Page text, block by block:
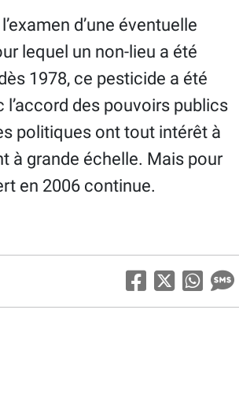
d’une éventuelle
lequel un non-lieu a été
1978, ce pesticide a été
des pouvoirs publics
politiques ont tout intérêt à
à grande échelle. Mais pour
en 2006 continue.